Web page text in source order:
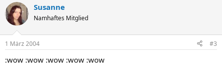
Susanne
Namhaftes Mitglied
1 März 2004 #3
:wow :wow :wow :wow :wow